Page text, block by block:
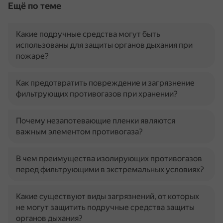
Ещё по теме
Какие подручные средства могут быть
использованы для защиты органов дыхания при
пожаре?
Как предотвратить повреждение и загрязнение
фильтрующих противогазов при хранении?
Почему незапотевающие пленки являются
важным элементом противогаза?
В чем преимущества изолирующих противогазов
перед фильтрующими в экстремальных условиях?
Какие существуют виды загрязнений, от которых
не могут защитить подручные средства защиты
органов дыхания?